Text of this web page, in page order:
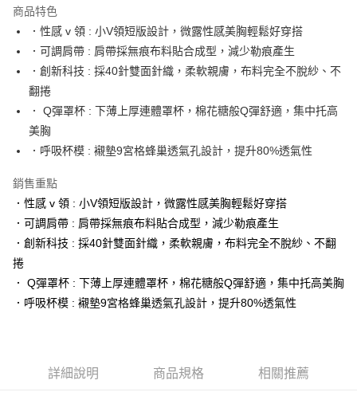
Apple Pay
街口支付
悠遊付
AFTEE先享後付
相關說明
【關於「AFTEE先享後付」】
便利好安心！
１．簡單：不需註冊會員、不需綁卡、不需儲值。
２．便利：只要手機號碼，簡訊認證，即可結帳。
３．安心：先確認商品／服務後，再付款。
１．於結帳方式選擇「AFTEE先享後付」後，將跳轉至「AFTEE先享後付」
結帳頁面，進行簡訊認證並確認金額後，即可完成結帳。
２．訂單成立數日內，您將收到繳費通知簡訊。
３．收到繳費通知簡訊後14天內，點擊此簡訊中的連結，可透過四大超商／
後付繳納相關費用。
※ 交易是否成功請以「AFTEE先享後付 」之結帳頁面顯示為準，若有關於
運送方式
全家取貨付款
每筆NT$60，滿NT$490(含以上)免運費
付款後全家取貨
每筆NT$60，滿NT$490(含以上)免運費
付款後7-11取貨
商品特色
．性感 v 領 : 小V領短版設計，微露性感美胸輕鬆好穿搭
．可調肩帶 : 肩帶採無痕布料貼合成型，減少勒痕產生
．創新科技 : 採40針雙面針織，柔軟親膚，布料完全不脫紗、不
翻捲
． Q彈罩杯 : 下薄上厚連體罩杯，棉花糖般Q彈舒適，集中托高
美胸
．呼吸杯模 : 襯墊9宮格蜂巢透氣孔設計，提升80%透氣性
銷售重點
．性感 v 領 : 小V領短版設計，微露性感美胸輕鬆好穿搭
．可調肩帶 : 肩帶採無痕布料貼合成型，減少勒痕產生
．創新科技 : 採40針雙面針織，柔軟親膚，布料完全不脫紗、不翻
捲
． Q彈罩杯 : 下薄上厚連體罩杯，棉花糖般Q彈舒適，集中托高美胸
．呼吸杯模 : 襯墊9宮格蜂巢透氣孔設計，提升80%透氣性
詳細說明 商品規格 相關推薦